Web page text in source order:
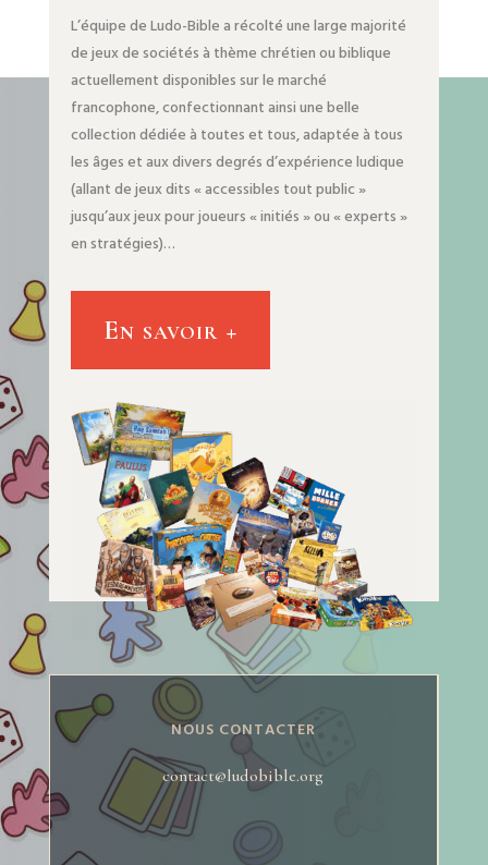
L’équipe de Ludo-Bible a récolté une large majorité
de jeux de sociétés à thème chrétien ou biblique
actuellement disponibles sur le marché
francophone, confectionnant ainsi une belle
collection dédiée à toutes et tous, adaptée à tous
les âges et aux divers degrés d’expérience ludique
(allant de jeux dits « accessibles tout public »
jusqu’aux jeux pour joueurs « initiés » ou « experts »
en stratégies)…
En savoir +
NOUS CONTACTER
contact@ludobible.org